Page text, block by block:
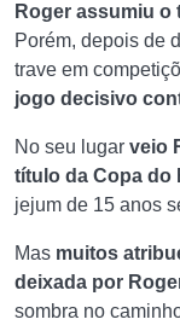
Roger assumiu o
Porém, depois de
trave em
jogo decisivo
No seu lugar veio
título da Copa do
jejum de 15 anos
Mas muitos
deixada por
sombra no